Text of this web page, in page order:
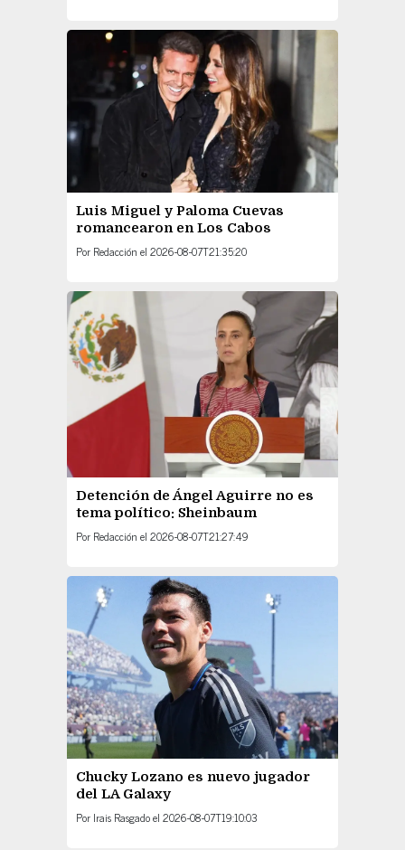
Luis Miguel y Paloma Cuevas
romancearon en Los Cabos
Por Redacción el 2026-08-07T21:35:20
Detención de Ángel Aguirre no es
tema político: Sheinbaum
Por Redacción el 2026-08-07T21:27:49
Chucky Lozano es nuevo jugador
del LA Galaxy
Por Irais Rasgadoel 2026-08-07T19:10:03